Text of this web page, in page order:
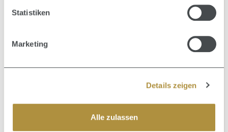
Statistiken
Marketing
Details zeigen
Alle zulassen
Kontaktformular
Besuche & folge uns hier: